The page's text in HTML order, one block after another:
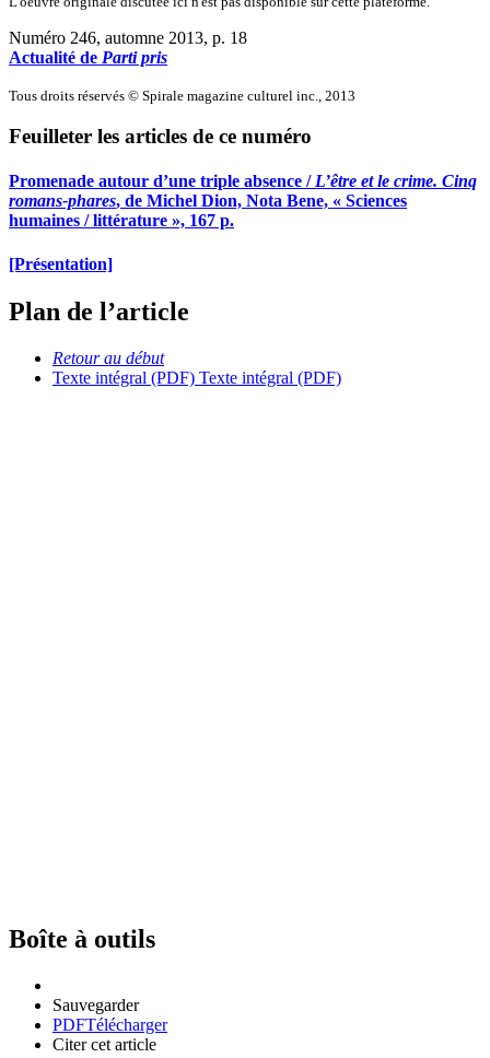
Numéro 246, automne 2013, p. 18
Actualité de Parti pris
Tous droits réservés © Spirale magazine culturel inc., 2013
Feuilleter les articles de ce numéro
Promenade autour d’une triple absence /L’être et le crime. Cinq
romans-phares, de Michel Dion, Nota Bene, « Sciences
humaines / littérature », 167 p.
[Présentation]
Plan de l’article
Retour au début
Texte intégral (PDF) Texte intégral (PDF)
Boîte à outils
Sauvegarder
PDFTélécharger
Citer cet article